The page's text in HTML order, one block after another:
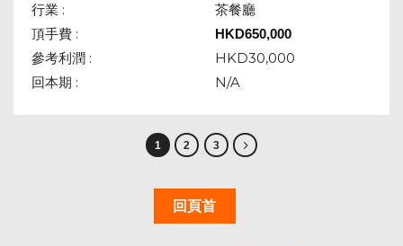
行業 :
茶餐廳
頂手費 :
HKD650,000
參考利潤 :
HKD30,000
回本期 :
N/A
回頁首
1 2 3